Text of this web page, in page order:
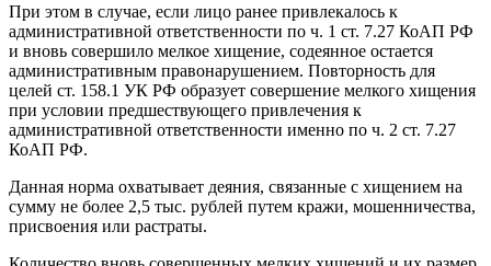
При этом в случае, если лицо ранее привлекалось к
административной ответственности по ч. 1 ст. 7.27 КоАП РФ
и вновь совершило мелкое хищение, содеянное остается
административным правонарушением. Повторность для
целей ст. 158.1 УК РФ образует совершение мелкого хищения
при условии предшествующего привлечения к
административной ответственности именно по ч. 2 ст. 7.27
КоАП РФ.
Данная норма охватывает деяния, связанные с хищением на
сумму не более 2,5 тыс. рублей путем кражи, мошенничества,
присвоения или растраты.